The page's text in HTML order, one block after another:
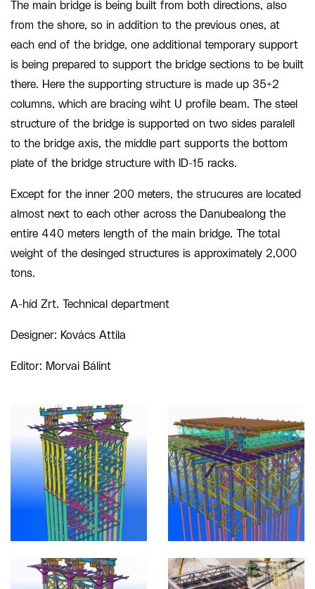
The main bridge is being built from both directions, also
from the shore, so in addition to the previous ones, at
each end of the bridge, one additional temporary support
is being prepared to support the bridge sections to be built
there. Here the supporting structure is made up 35+2
columns, which are bracing wiht U profile beam. The steel
structure of the bridge is supported on two sides paralell
to the bridge axis, the midd le part supports the bottom
plate of the bridge structure with ID-15 racks.
Except for the inner 200 meters, the strucures are located
almost next to each other across the Danubealong the
entire 440 meters length of the main bridge. The total
weight of the desinged structures is approximately 2,000
tons.
A-híd Zrt. Technical department
Designer: Kovács Attila
Editor: Morvai Bálint